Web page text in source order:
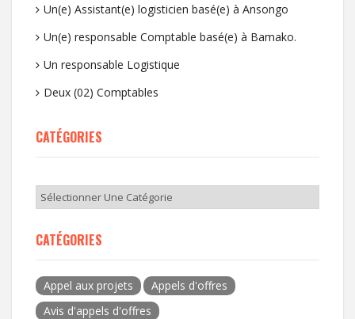
Un(e) Assistant(e) logisticien basé(e) à Ansongo
Un(e) responsable Comptable basé(e) à Bamako.
Un responsable Logistique
Deux (02) Comptables
CATÉGORIES
CATÉGORIES
Appel aux projets
Appels d'offres
Avis d'appels d'offres